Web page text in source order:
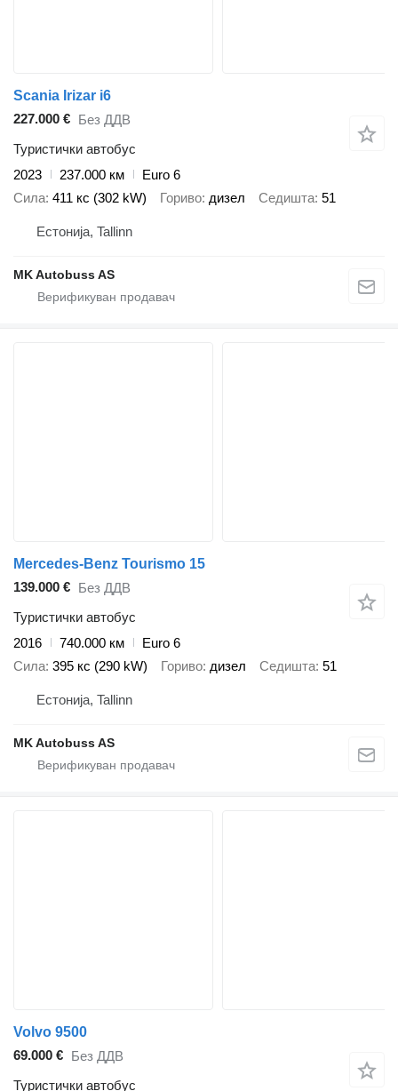
Scania Irizar i6
227.000 € Без ДДВ
Туристички автобус
2023
237.000 км
Euro 6
Сила 411 кс (302 kW) Гориво дизел Седишта 51
Естонија, Tallinn
MK Autobuss AS
Mercedes-Benz Tourismo 15
139.000 € Без ДДВ
Туристички автобус
2016
740.000 км
Euro 6
Сила 395 кс (290 kW) Гориво дизел Седишта 51
Естонија, Tallinn
MK Autobuss AS
Volvo 9500
69.000 € Без ДДВ
Туристички автобус